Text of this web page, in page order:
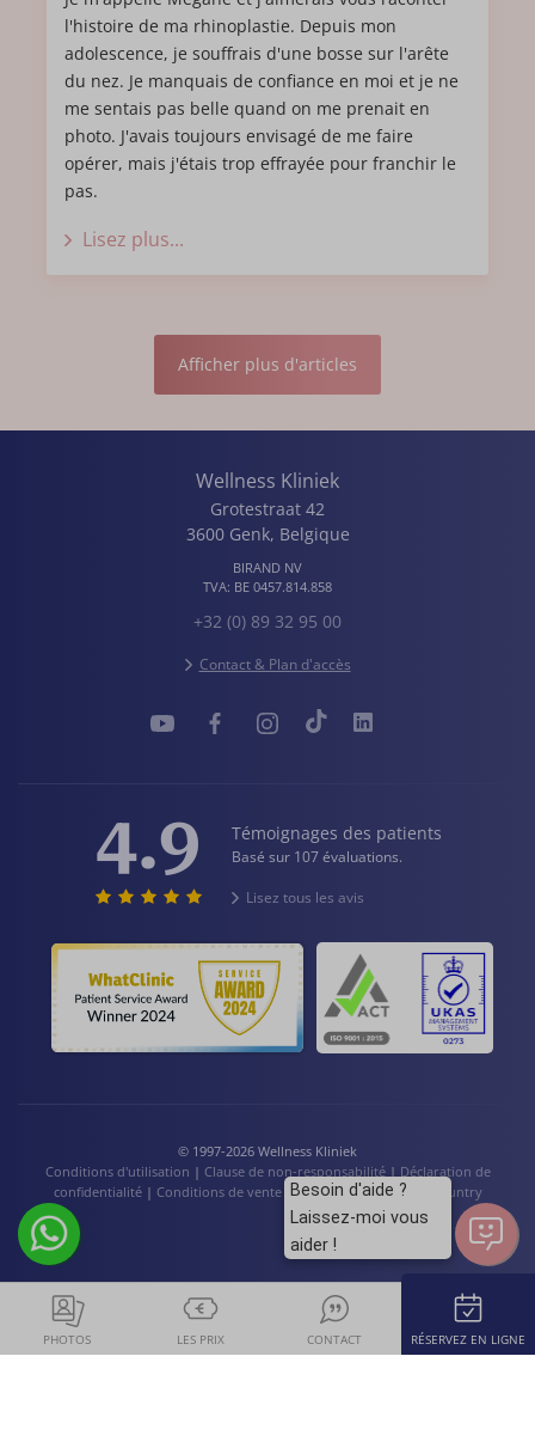
l'histoire de ma rhinoplastie. Depuis mon
adolescence, je souffrais d'une bosse sur l'arête
du nez. Je manquais de confiance en moi et je ne
me sentais pas belle quand on me prenait en
photo. J'avais toujours envisagé de me faire
opérer, mais j'étais trop effrayée pour franchir le
pas.
Lisez plus...
Afficher plus d'articles
Wellness Kliniek
Grotestraat 42
3600 Genk, Belgique
BIRAND NV
TVA: BE 0457.814.858
+32 (0) 89 32 95 00
Contact & Plan d'accès
4.9 Témoignages des patients
Basé sur 107 évaluations.
Lisez tous les avis
© 1997-2026 Wellness Kliniek
Conditions d'utilisation | Clause de non-responsabilité| Déclaration de
confidentialité| Conditions de vente|Cookies |Language / Country
PHOTOS LES PRIX CONTACT RÉSERVEZ EN LIGNE
Besoin d'aide ?
Laissez-moi vous
aider !